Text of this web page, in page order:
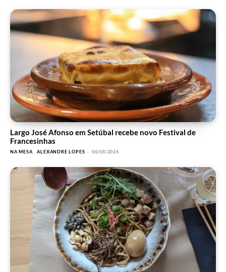
Largo José Afonso em Setúbal recebe novo Festival de
Francesinhas
NA MESA ALEXANDRE LOPES - 06/08/2026